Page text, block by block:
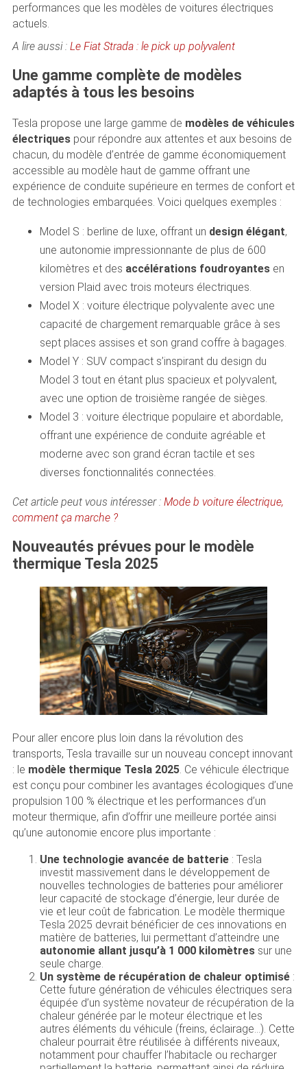
performances que les modèles de voitures électriques
actuels.
A lire aussi : Le Fiat Strada : le pick up polyvalent
Une gamme complète de modèles
adaptés à tous les besoins
Tesla propose une large gamme de modèles de véhicules
électriquespour répondre aux attentes et aux besoins de
chacun, du modèle d’entrée de gamme économiquement
accessible au modèle haut de gamme offrant une
expérience de conduite supérieure en termes de confort et
de technologies embarquées. Voici quelques exemples :
Model S : berline de luxe, offrant un design élégant,
une autonomie impressionnante de plus de 600
kilomètres et des accélérations foudroyantesen
version Plaid avec trois moteurs électriques.
Model X : voiture électrique polyvalente avec une
capacité de chargement remarquable grâce à ses
sept places assises et son grand coffre à bagages.
Model Y : SUV compact s’inspirant du design du
Model 3 tout en étant plus spacieux et polyvalent,
avec une option de troisième rangée de sièges.
Model 3 : voiture électrique populaire et abordable,
offrant une expérience de conduite agréable et
moderne avec son grand écran tactile et ses
diverses fonctionnalités connectées.
Cet article peut vous intéresser : Mode b voiture électrique,
comment ça marche ?
Nouveautés prévues pour le modèle
thermique Tesla 2025
Pour aller encore plus loin dans la révolution des
transports, Tesla travaille sur un nouveau concept innovant
: le modèle thermique Tesla 2025. Ce véhicule électrique
est conçu pour combiner les avantages écologiques d’une
propulsion 100 % électrique et les performances d’un
moteur thermique, afin d’offrir une meilleure portée ainsi
qu’une autonomie encore plus importante :
Une technologie avancée de batterie: Tesla
investit massivement dans le développement de
nouvelles technologies de batteries pour améliorer
leur capacité de stockage d’énergie, leur durée de
vie et leur coût de fabrication. Le modèle thermique
Tesla 2025 devrait bénéficier de ces innovations en
matière de batteries, lui permettant d’atteindre une
autonomie allant jusqu’à 1 000 kilomètressur une
seule charge.
Un système de récupération de chaleur optimisé:
Cette future génération de véhicules électriques sera
équipée d’un système novateur de récupération de la
chaleur générée par le moteur électrique et les
autres éléments du véhicule (freins, éclairage…). Cette
chaleur pourrait être réutilisée à différents niveaux,
notamment pour chauffer l’habitacle ou recharger